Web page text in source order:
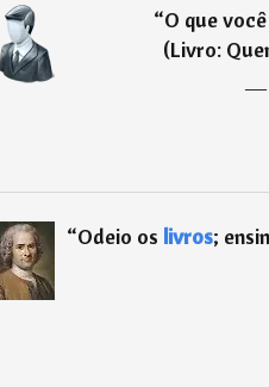
“O que
(Livro:
―
“Odeio os livros;